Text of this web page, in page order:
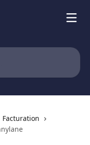
Facturation